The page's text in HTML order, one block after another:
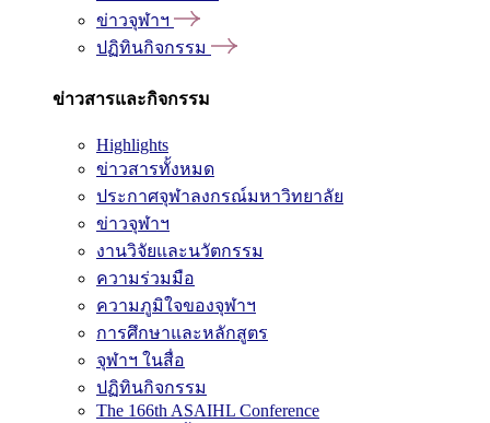
ข่าวจุฬาฯ
ปฏิทินกิจกรรม
ข่าวสารและกิจกรรม
Highlights
ข่าวสารทั้งหมด
ประกาศจุฬาลงกรณ์มหาวิทยาลัย
ข่าวจุฬาฯ
งานวิจัยและนวัตกรรม
ความร่วมมือ
ความภูมิใจของจุฬาฯ
การศึกษาและหลักสูตร
จุฬาฯ ในสื่อ
ปฏิทินกิจกรรม
The 166th ASAIHL Conference